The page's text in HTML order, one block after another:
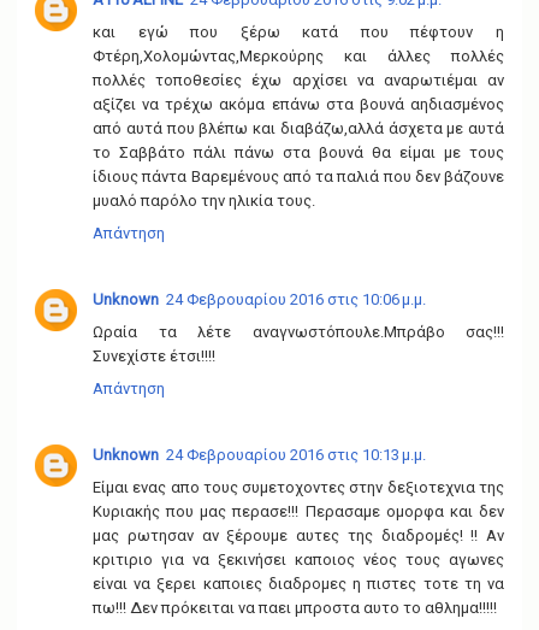
και εγώ που ξέρω κατά που πέφτουν η
Φτέρη,Χολομώντας,Μερκούρης και άλλες πολλές
πολλές τοποθεσίες έχω αρχίσει να αναρωτιέμαι αν
αξίζει να τρέχω ακόμα επάνω στα βουνά αηδιασμένος
από αυτά που βλέπω και διαβάζω,αλλά άσχετα με αυτά
το Σαββάτο πάλι πάνω στα βουνά θα είμαι με τους
ίδιους πάντα Βαρεμένους από τα παλιά που δεν βάζουνε
μυαλό παρόλο την ηλικία τους.
Απάντηση
Unknown 24 Φεβρουαρίου 2016 στις 10:06 μ.μ.
Ωραία τα λέτε αναγνωστόπουλε.Μπράβο σας!!!
Συνεχίστε έτσι!!!!
Απάντηση
Unknown 24 Φεβρουαρίου 2016 στις 10:13 μ.μ.
Είμαι ενας απο τους συμετοχοντες στην δεξιοτεχνια της
Κυριακής που μας περασε!!! Περασαμε ομορφα και δεν
μας ρωτησαν αν ξέρουμε αυτες της διαδρομές! !! Αν
κριτιριο για να ξεκινήσει καποιος νέος τους αγωνες
είναι να ξερει καποιες διαδρομες η πιστες τοτε τη να
πω!!! Δεν πρόκειται να παει μπροστα αυτο το αθλημα!!!!!